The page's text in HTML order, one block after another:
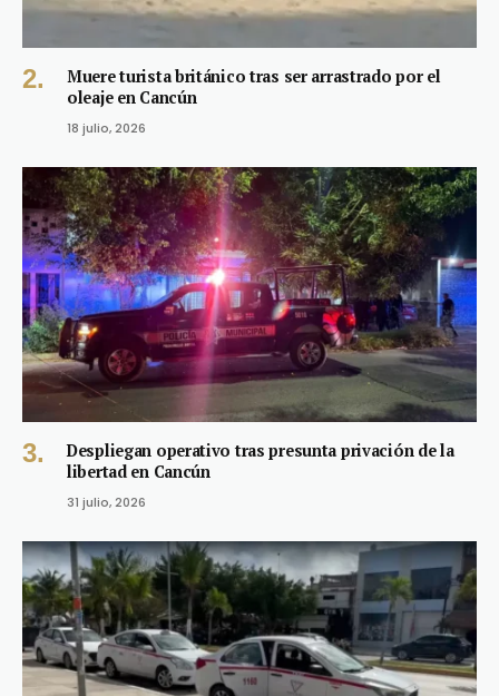
Muere turista británico tras ser arrastrado por el
oleaje en Cancún
18 julio, 2026
Despliegan operativo tras presunta privación de la
libertad en Cancún
31 julio, 2026